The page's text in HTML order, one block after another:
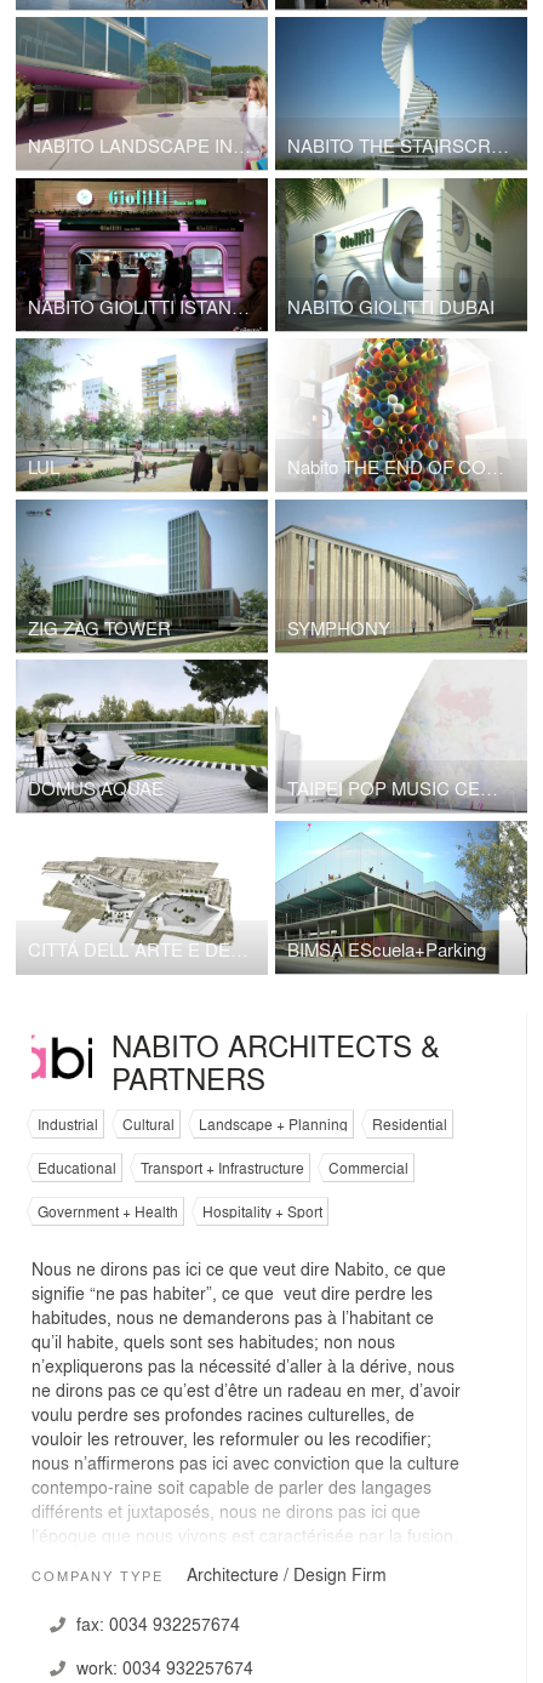
NABITO LANDSCAPE INFRASTRUCTURE NABITO THE STAIRSCRAPER High Density Cottages
NABITO GIOLITTI ISTANBUL NABITO GIOLITTI DUBAI
LUL Nabito THE END OF CONSUMERISM
ZIG ZAG TOWER SYMPHONY
DOMUS AQUAE TAIPEI POP MUSIC CENTRE NABITO Architects SL with BOMA SL
CITTÁ DELL´ARTE E DELLA MUSICA BIMSA EScuela+Parking
NABITO ARCHITECTS &
PARTNERS
Industrial Cultural Landscape + Planning
Residential
Educational
Transport + Infrastructure
Commercial
Government + Health
Hospitality + Sport
Nous ne dirons pas ici ce que veut dire Nabito, ce que
signifie “ne pas habiter”, ce que veut dire perdre les
habitudes, nous ne demanderons pas à l’habitant ce
qu’il habite, quels sont ses habitudes; non nous
n’expliquerons pas la nécessité d’aller à la dérive, nous
ne dirons pas ce qu’est d’être un radeau en mer, d’avoir
voulu perdre ses profondes racines culturelles, de
vouloir les retrouver, les reformuler ou les recodifier;
nous n’affirmerons pas ici avec conviction que la culture
contempo-raine soit capable de parler des langages
différents et juxtaposés, nous ne dirons pas ici que
l’époque que nous vivons est caractérisée par la fusion,
certitudes en plans d’incertitudes, qu’il existe des
renseignements; nous ne dirons pas ici que dans le
doute réside la complexité du monde et dans le doute
COMPANY TYPE Architecture / Design Firm
fax: 0034 932257674
work: 0034 932257674